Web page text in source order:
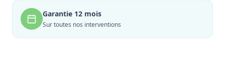
Garantie 12 mois
Sur toutes nos interventions